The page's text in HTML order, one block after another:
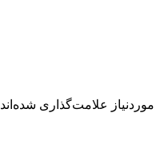
علامت‌گذاری شده‌اند